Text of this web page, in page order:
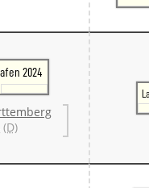
2024
(D)